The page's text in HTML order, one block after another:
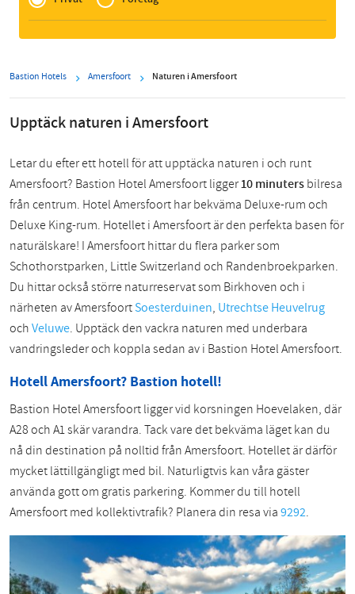
Zakelijk
Bastion Hotels Amersfoort Naturen i Amersfoort
Upptäck naturen i Amersfoort
Letar du efter ett hotell för att upptäcka naturen i och runt
Amersfoort? Bastion Hotel Amersfoort ligger10 minutersbilresa
från centrum. Hotel Amersfoort har bekväma Deluxe-rum och
Deluxe King-rum. Hotellet i Amersfoort är den perfekta basen för
naturälskare! I Amersfoort hittar du flera parker som
Schothorstparken, Little Switzerland och Randenbroekparken.
Du hittar också större naturreservat som Birkhoven och i
närheten av AmersfoortSoesterduinen, Utrechtse Heuvelrug
ochVeluwe. Upptäck den vackra naturen med underbara
vandringsleder och koppla sedan av i Bastion Hotel Amersfoort.
Hotell Amersfoort? Bastion hotell!
Bastion Hotel Amersfoort ligger vid korsningen Hoevelaken, där
A28 och A1 skär varandra. Tack vare det bekväma läget kan du
nå din destination på nolltid från Amersfoort. Hotellet är därför
mycket lättillgängligt med bil. Naturligtvis kan våra gäster
använda gott om gratis parkering. Kommer du till hotell
Amersfoort med kollektivtrafik? Planera din resa via9292.